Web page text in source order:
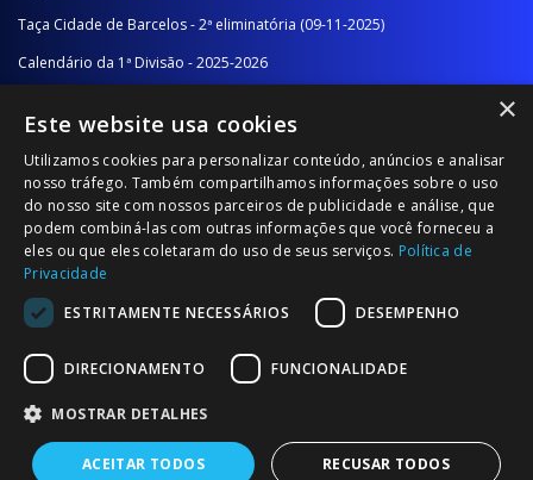
Taça Cidade de Barcelos - 2ª eliminatória (09-11-2025)
Calendário da 1ª Divisão - 2025-2026
Calendário da 2ª Divisão - Série B - 2025-2026
Calendário da Época
NOTÍCIAS/COMUNICADOS
Notícias
Comunicados
© 2026 Associação Futebol Popular Barcelos
×
Este website usa cookies
Utilizamos cookies para personalizar conteúdo, anúncios e analisar
nosso tráfego. Também compartilhamos informações sobre o uso
do nosso site com nossos parceiros de publicidade e análise, que
podem combiná-las com outras informações que você forneceu a
eles ou que eles coletaram do uso de seus serviços. Política de
Privacidade
ESTRITAMENTE NECESSÁRIOS
DESEMPENHO
DIRECIONAMENTO FUNCIONALIDADE
MOSTRAR DETALHES
ACEITAR TODOS RECUSAR TODOS